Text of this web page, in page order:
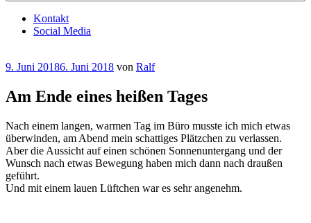
Kontakt
Social Media
Veröffentlicht
9. Juni 20186. Juni 2018 von Ralf
Am Ende eines heißen Tages
Nach einem langen, warmen Tag im Büro musste ich mich etwas
überwinden, am Abend mein schattiges Plätzchen zu verlassen.
Aber die Aussicht auf einen schönen Sonnenuntergang und der
Wunsch nach etwas Bewegung haben mich dann nach draußen
geführt.
Und mit einem lauen Lüftchen war es sehr angenehm.